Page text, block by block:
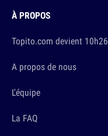
À PROPOS
Topito.com devient 10h26
A propos de nous
L'équipe
La FAQ